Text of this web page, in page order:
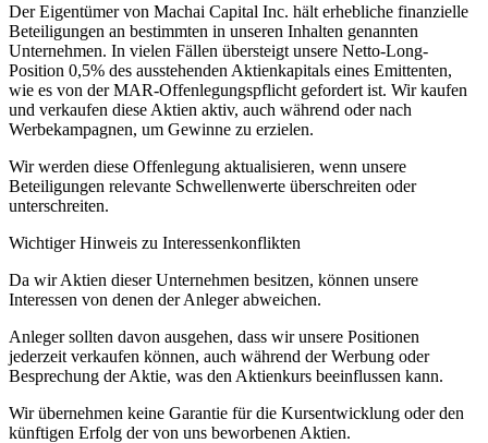
Der Eigentümer von Machai Capital Inc. hält erhebliche finanzielle
Beteiligungen an bestimmten in unseren Inhalten genannten
Unternehmen. In vielen Fällen übersteigt unsere Netto-Long-
Position 0,5% des ausstehenden Aktienkapitals eines Emittenten,
wie es von der MAR-Offenlegungspflicht gefordert ist. Wir kaufen
und verkaufen diese Aktien aktiv, auch während oder nach
Werbekampagnen, um Gewinne zu erzielen.
Wir werden diese Offenlegung aktualisieren, wenn unsere
Beteiligungen relevante Schwellenwerte überschreiten oder
unterschreiten.
Wichtiger Hinweis zu Interessenkonflikten
Da wir Aktien dieser Unternehmen besitzen, können unsere
Interessen von denen der Anleger abweichen.
Anleger sollten davon ausgehen, dass wir unsere Positionen
jederzeit verkaufen können, auch während der Werbung oder
Besprechung der Aktie, was den Aktienkurs beeinflussen kann.
Wir übernehmen keine Garantie für die Kursentwicklung oder den
künftigen Erfolg der von uns beworbenen Aktien.